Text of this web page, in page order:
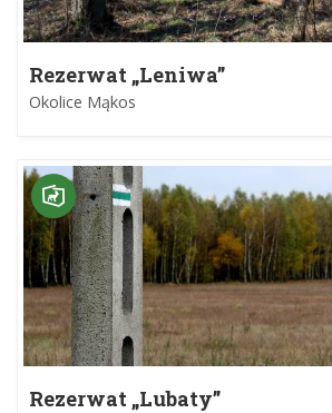
Rezerwat „Leniwa”
Okolice Mąkos
Rezerwat „Lubaty”